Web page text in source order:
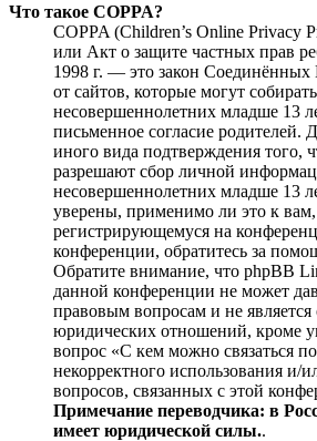
Что такое COPPA?
COPPA (Children’s Online Privacy
или Акт о защите частных прав
1998 г. — это закон
от сайтов, которые могут
несовершеннолетних младше 13
письменное согласие родителей.
иного вида подтверждения того,
разрешают сбор личной
несовершеннолетних младше 13
уверены, применимо ли это к
регистрирующемуся на
конференции, обратитесь за
Обратите внимание, что phpBB
данной конференции не может
правовым вопросам и не является
юридических отношений, кроме
вопрос «С кем можно связаться
некорректного использования и/
вопросов, связанных с этой
Примечание переводчика: в
имеет юридической силы..